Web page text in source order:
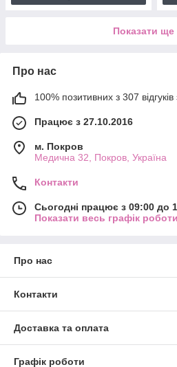
Показати ще
Про нас
100% позитивних з 307 відгуків
Працює з 27.10.2016
м. Покров
Медична 32, Покров, Україна
Контакти
Сьогодні працює з 09:00 до
Показати весь графік роботи
Про нас
Контакти
Доставка та оплата
Графік роботи